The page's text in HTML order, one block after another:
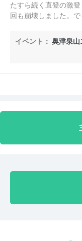
たすら続く直登の激
回も崩壊しました。
思います。スタッフ
います。
イベント： 奥津泉山